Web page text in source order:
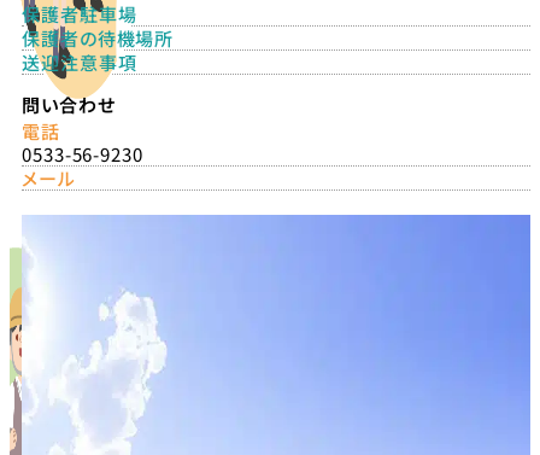
保護者駐車場
保護者の待機場所
送迎注意事項
問い合わせ
電話
0533-56-9230
メール